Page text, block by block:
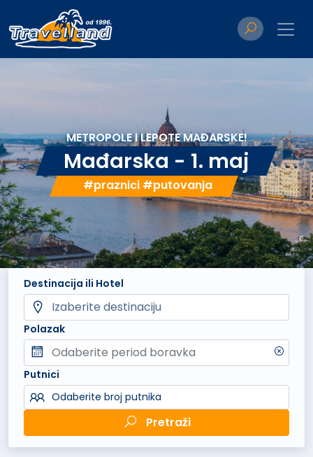
METROPOLE I LEPOTE MAĐARSKE!
Mađarska - 1. maj
#praznici #putovanja
Destinacija ili Hotel
Polazak
Putnici
Odaberite broj putnika
Pretraži